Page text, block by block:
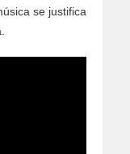
se justifica